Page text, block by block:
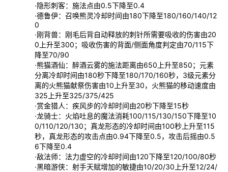
·隐形刺客：施法点由0.5下降至0.4
·德鲁伊：召唤熊灵冷却时间由180下降至180/160/140/12
0
·刚背兽：刚毛后背自动释放的刺针所需要吸收的伤害由20
0上升至300；吸收伤害的背面/侧面角度判定由70/115下
降至70/90
·熊猫酒仙：醉酒云雾的施法距离由650上升至850；元素
分离冷却时间由180秒下降至180/170/160秒，3级元素分
离的火熊猫献祭伤害由10上升至30，火熊猫的移动速度由
325上升至325/375/425
·赏金猎人：疾风步的冷却时间由20秒下降至15秒
·龙骑士：火焰吐息的魔法消耗100/115/130/150下降至10
0/110/120/130；真龙形态的冷却时间由100秒上升至115
秒，真龙形态的攻击点由0.94下降至0.5，攻击后摇由0.5
6下降至0.4
·敌法师：法力虚空的冷却时间由120下降至120/100/80秒
·黑暗游侠：射手天赋增加的敏捷由10/20/30上升至12/24/